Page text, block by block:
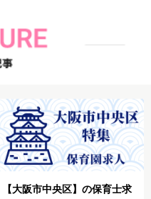
【大阪市生野区】保育士